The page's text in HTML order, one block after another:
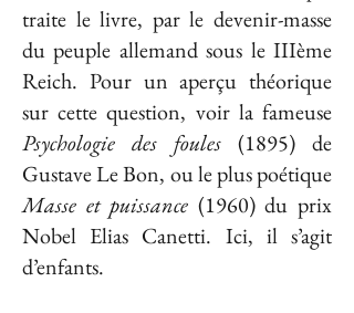
traite le livre, par le devenir-masse
du peuple allemand sous le IIIème
Reich. Pour un aperçu théorique
sur cette question, voir la fameuse
Psychologie des foules (1895) de
Gustave Le Bon, ou le plus poétique
Masse et puissance (1960) du prix
Nobel Elias Canetti. Ici, il s’agit
d’enfants.